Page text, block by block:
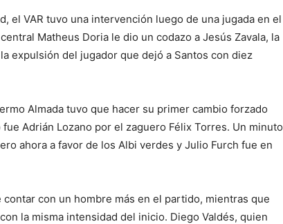
el VAR tuvo una intervención luego de una jugada en el
Matheus Doria le dio un codazo a Jesús Zavala, la
expulsión del jugador que dejó a Santos con diez
Almada tuvo que hacer su primer cambio forzado
Adrián Lozano por el zaguero Félix Torres. Un minuto
ahora a favor de los Albi verdes y Julio Furch fue en
con un hombre más en el partido, mientras que
la misma intensidad del inicio. Diego Valdés, quien